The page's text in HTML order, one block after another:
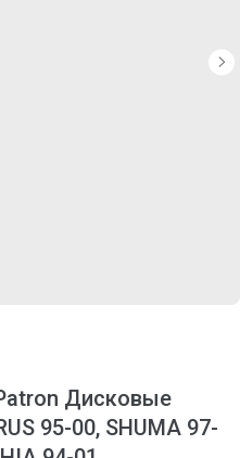
Дисковые
95-00, SHUMA 97-